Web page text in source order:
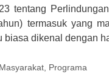
tentang
termasuk yang
biasa dikenal dengan
Programa